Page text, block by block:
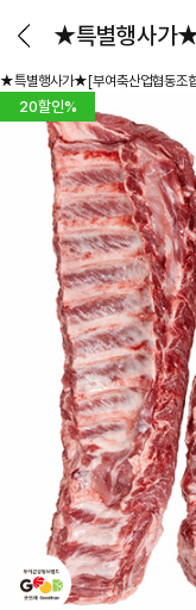
★특별행사가★[부여축산업협동조
20할인%